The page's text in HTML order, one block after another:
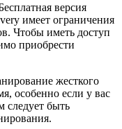
версия
имеет ограничения
Чтобы иметь доступ
приобрести
жесткого
особенно если у вас
следует быть